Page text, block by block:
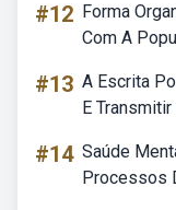
#12 Forma
Com A
#13 A Escrita
E
#14 Saúde
Processos